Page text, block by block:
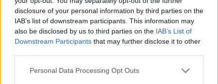
disclosure of your personal information by third parties on the
IAB’s list of downstream participants. This information may
also be disclosed by us to third parties on the IAB’s List of
Downstream Participants that may further disclose it to other
Personal Data Processing Opt Outs
Τρίπολη και οι "Soldat's BBQ": Μια
σχέση που οφείλει να "δέσει"
16.02.2025 12:00
Τρίπολη: Το... "πάντρεμα"